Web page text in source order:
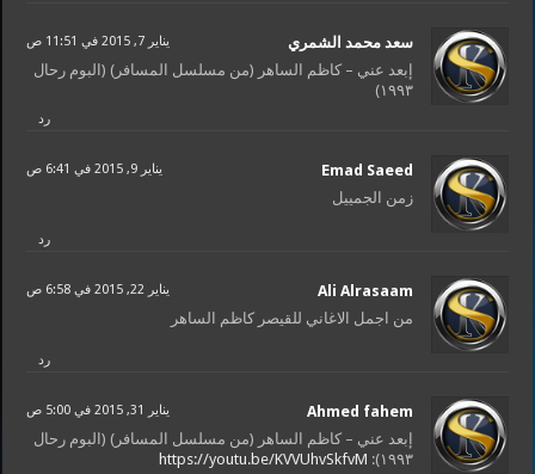
سعد محمد الشمري يناير 7, 2015 في 11:51 ص
إبعد عني – كاظم الساهر (من مسلسل المسافر) (البوم رحال
١٩٩٣)
رد
Emad Saeed يناير 9, 2015 في 6:41 ص
زمن الجمييل
رد
Ali Alrasaam يناير 22, 2015 في 6:58 ص
من اجمل الاغاني للقيصر كاظم الساهر
رد
Ahmed fahem يناير 31, 2015 في 5:00 ص
إبعد عني – كاظم الساهر (من مسلسل المسافر) (البوم رحال
١٩٩٣):
https://youtu.be/KVVUhvSkfvM